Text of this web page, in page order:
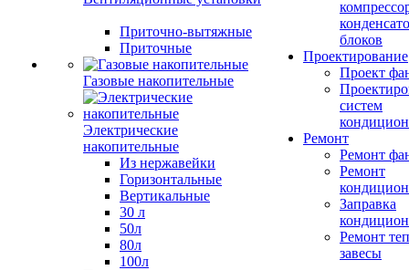
Приточно-вытяжные
Приточные
Газовые накопительные
Электрические
накопительные
Из нержавейки
Горизонтальные
Вертикальные
30 л
50л
80л
100л
блоков
Проектирование
Проект
систем
Ремонт
Ремонт
Ремонт
Заправка
Ремонт
завесы